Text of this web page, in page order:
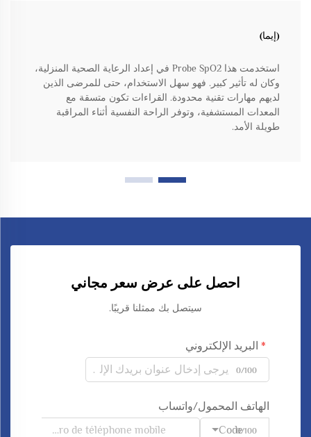
(إيما)
استخدمت هذا Probe SpO2 في إعداد الرعاية الصحية المنزلية،
وكان له تأثير كبير. فهو سهل الاستخدام، حتى للمرضى الذين
لديهم مهارات تقنية محدودة. القراءات تكون متسقة مع
المعدات المستشفية، وتوفر الراحة النفسية أثناء المراقبة
طويلة الأمد.
احصل على عرض سعر مجاني
سيتصل بك ممثلنا قريبًا.
البريد الإلكتروني
0/100
الهاتف المحمول/واتساب
Code0/100